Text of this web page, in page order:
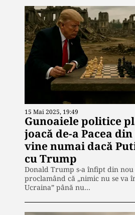
15 Mai 2025, 19:49
Gunoaiele politice
joacă de-a Pacea
vine numai dacă
cu Trump
Donald Trump s-a înfipt din
proclamând că „nimic nu se va
Ucraina” până nu…